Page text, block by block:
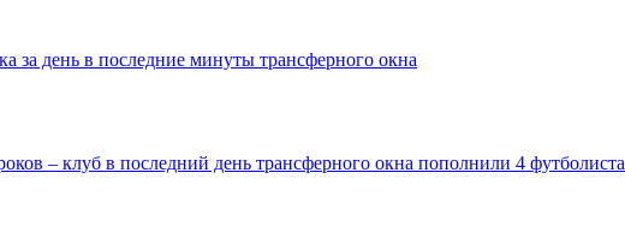
за день в последние минуты трансферного окна
– клуб в последний день трансферного окна пополнили 4 футболиста